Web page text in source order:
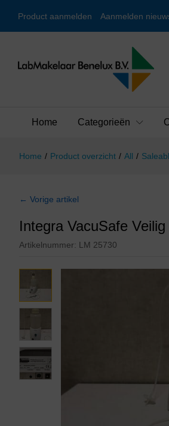
Product aanmelden Aanmelden
Home Categorieën
Home / Product overzicht / All /
← Vorige artikel
Integra VacuSafe
Artikelnummer: LM 25730